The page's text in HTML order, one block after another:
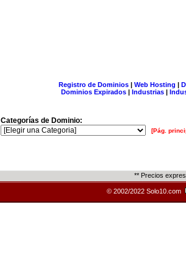
Registro de Dominios| Web Hosting |
Dominios Expirados | Industrias |
Categorías de Dominio:
[Pág.
** Precios
© 2002/2022 Solo10.com